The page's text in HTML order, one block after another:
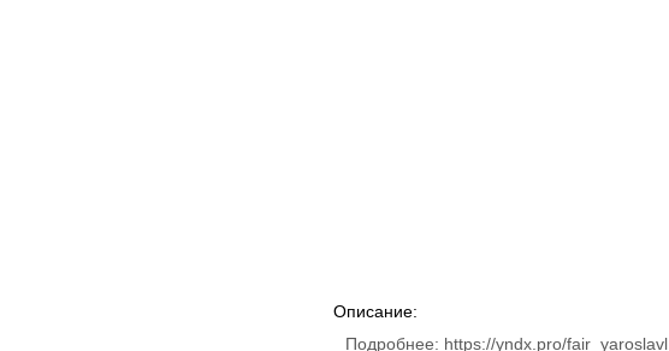
Описание:
Подробнее: https://yndx.pro/fair_yaroslavl